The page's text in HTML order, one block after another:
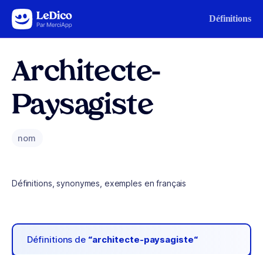
Aller au contenu Définitions
Architecte-
Paysagiste
nom
Définitions, synonymes, exemples en français
Définitions de “architecte-paysagiste“